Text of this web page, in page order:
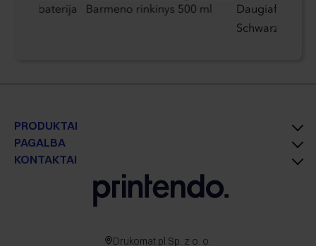
baterija Barmeno rinkinys 500 ml
Daugiafunkcis
Schwarzwolf
PRODUKTAI
PAGALBA
KONTAKTAI
Drukomat.pl Sp. z o. o.